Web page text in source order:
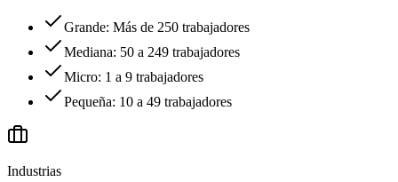
Grande: Más de 250 trabajadores
Mediana: 50 a 249 trabajadores
Micro: 1 a 9 trabajadores
Pequeña: 10 a 49 trabajadores
Industrias